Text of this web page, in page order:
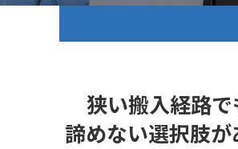
狭い搬入経路で
諦めない選択肢が